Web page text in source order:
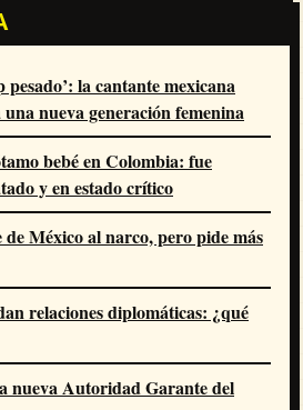
la cantante mexicana
nueva generación femenina
bebé en Colombia: fue
y en estado crítico
México al narco, pero pide más
relaciones diplomáticas: ¿qué
nueva Autoridad Garante del